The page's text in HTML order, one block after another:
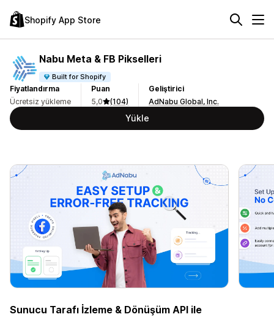
Shopify App Store
Nabu Meta & FB Pikselleri
Built for Shopify
Fiyatlandırma
Ücretsiz yükleme
Puan
5,0
(104)
Geliştirici
AdNabu Global, Inc.
Yükle
Sunucu Tarafı İzleme & Dönüşüm API ile